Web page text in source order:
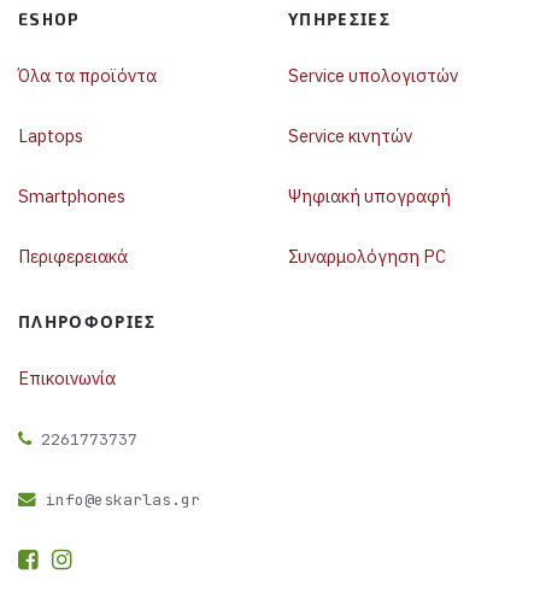
ESHOP
Όλα τα προϊόντα
Laptops
Smartphones
Περιφερειακά
ΥΠΗΡΕΣΊΕΣ
Service υπολογιστών
Service κινητών
Ψηφιακή υπογραφή
Συναρμολόγηση PC
ΠΛΗΡΟΦΟΡΊΕΣ
Επικοινωνία
2261773737
info@eskarlas.gr